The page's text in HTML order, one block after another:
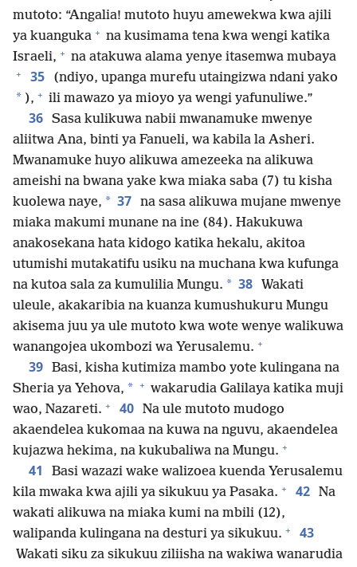
mutoto: “Angalia! mutoto huyu amewekwa kwa ajili
ya kuanguka + na kusimama tena kwa wengi katika
Israeli, + na atakuwa alama yenye itasemwa mubaya
+ 35 (ndiyo, upanga murefu utaingizwa ndani yako
* ), + ili mawazo ya mioyo ya wengi yafunuliwe.”
36 Sasa kulikuwa nabii mwanamuke mwenye
aliitwa Ana, binti ya Fanueli, wa kabila la Asheri.
Mwanamuke huyo alikuwa amezeeka na alikuwa
ameishi na bwana yake kwa miaka saba (7) tu kisha
kuolewa naye, * 37 na sasa alikuwa mujane mwenye
miaka makumi munane na ine (84). Hakukuwa
anakosekana hata kidogo katika hekalu, akitoa
utumishi mutakatifu usiku na muchana kwa kufunga
na kutoa sala za kumulilia Mungu. * 38 Wakati
uleule, akakaribia na kuanza kumushukuru Mungu
akisema juu ya ule mutoto kwa wote wenye walikuwa
wanangojea ukombozi wa Yerusalemu. +
39 Basi, kisha kutimiza mambo yote kulingana na
Sheria ya Yehova, * + wakarudia Galilaya katika muji
wao, Nazareti. + 40 Na ule mutoto mudogo
akaendelea kukomaa na kuwa na nguvu, akaendelea
kujazwa hekima, na kukubaliwa na Mungu. +
41
Basi wazazi wake walizoea kuenda Yerusalemu
kila mwaka kwa ajili ya sikukuu ya Pasaka. + 42 Na
wakati alikuwa na miaka kumi na mbili (12),
walipanda kulingana na desturi ya sikukuu. + 43
Wakati siku za sikukuu ziliisha na wakiwa wanarudia